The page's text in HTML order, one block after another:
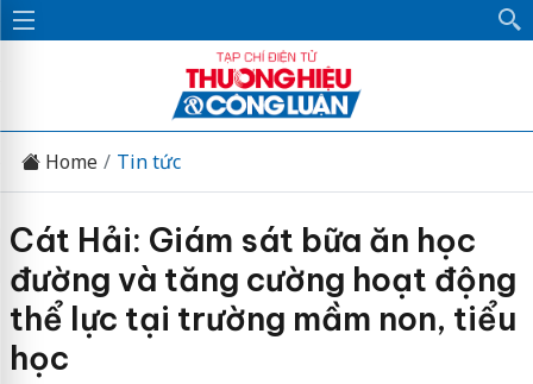
Home Tin tức
Cát Hải: Giám sát bữa ăn học
đường và tăng cường hoạt động
thể lực tại trường mầm non, tiểu
học